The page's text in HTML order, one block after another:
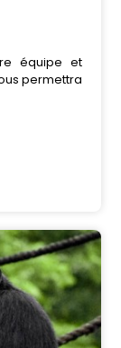
équipe et
permettra